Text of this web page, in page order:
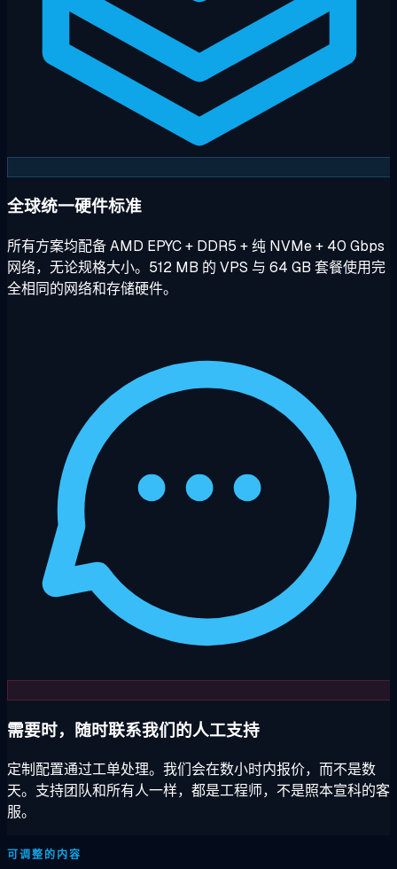
全球统一硬件标准
所有方案均配备 AMD EPYC + DDR5 + 纯 NVMe + 40 Gbps
网络，无论规格大小。512 MB 的 VPS 与 64 GB 套餐使用完
全相同的网络和存储硬件。
需要时，随时联系我们的人工支持
定制配置通过工单处理。我们会在数小时内报价，而不是数
天。支持团队和所有人一样，都是工程师，不是照本宣科的客
服。
可调整的内容